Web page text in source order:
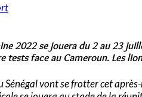
2022 se jouera du 2 au 23
tests face au Cameroun. Les
Sénégal vont se frotter cet